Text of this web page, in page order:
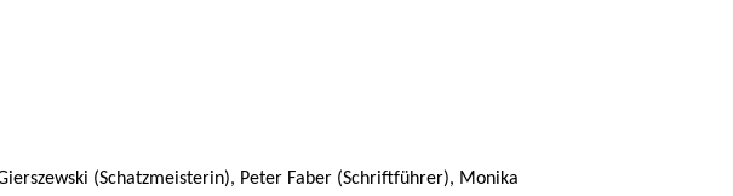
(Schatzmeisterin), Peter Faber (Schriftführer), Monika